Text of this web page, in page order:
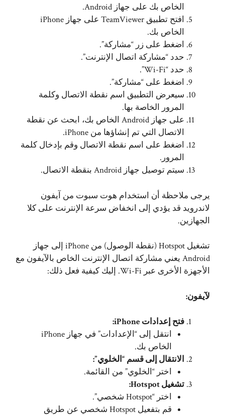
الخاص بك على جهاز Android.
افتح تطبيق TeamViewer على جهاز iPhone
الخاص بك.
اضغط على زر “مشاركة”.
حدد “مشاركة اتصال الإنترنت”.
حدد “Wi-Fi”.
اضغط على “مشاركة”.
سيعرض التطبيق اسم نقطة الاتصال وكلمة
المرور الخاصة بها.
على جهاز Android الخاص بك، ابحث عن نقطة
الاتصال التي تم إنشاؤها من iPhone.
اضغط على اسم نقطة الاتصال وقم بإدخال كلمة
المرور.
سيتم توصيل جهاز Android بنقطة الاتصال.
يرجى ملاحظة أن استخدام هوت سبوت من آيفون
لاندرويد قد يؤدي إلى انخفاض سرعة الإنترنت على كلا
الجهازين.
تشغيل Hotspot (نقطة الوصول) من iPhone إلى جهاز
Android يعني مشاركة اتصال الإنترنت الخاص بالآيفون مع
الأجهزة الأخرى عبر Wi-Fi. إليك كيفية فعل ذلك:
لآيفون:
فتح إعدادات iPhone:
انتقل إلى “الإعدادات” في جهاز iPhone
الخاص بك.
الانتقال إلى قسم “الخلوي”:
اختر “الخلوي” من القائمة.
تشغيل Hotspot:
اختر “Hotspot شخصي”.
قم بتفعيل Hotspot شخصي عن طريق